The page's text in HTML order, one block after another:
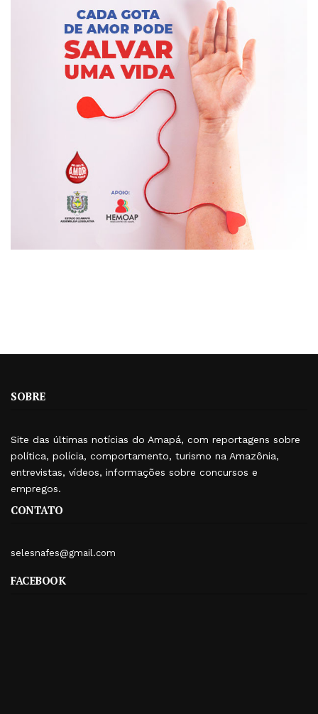
SOBRE
Site das últimas notícias do Amapá, com reportagens sobre
política, polícia, comportamento, turismo na Amazônia,
entrevistas, vídeos, informações sobre concursos e
empregos.
CONTATO
selesnafes@gmail.com
FACEBOOK